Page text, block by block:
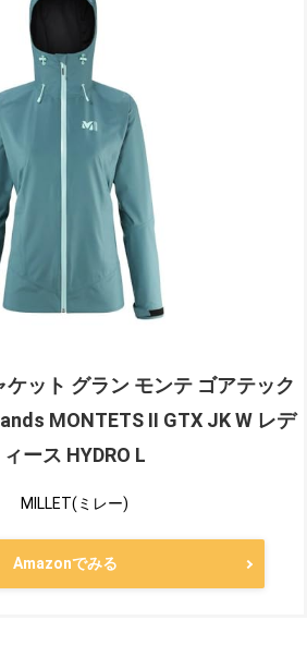
ット グラン モンテ ゴアテック
MONTETS II GTX JK W レデ
ィース HYDRO L
MILLET(ミレー)
Amazonでみる